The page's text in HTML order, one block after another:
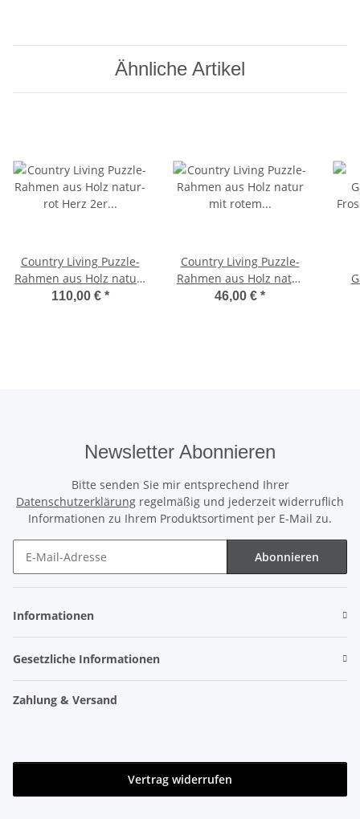
Ähnliche Artikel
Country Living Puzzle-
Rahmen aus Holz natur-
rot Herz 2er Set für
110,00 € *
Country Living Puzzle-
Rahmen aus Holz natur
mit rotem Organizer
46,00 € *
Newsletter Abonnieren
Bitte senden Sie mir entsprechend Ihrer
Datenschutzerklärung regelmäßig und jederzeit widerruflich
Informationen zu Ihrem Produktsortiment per E-Mail zu.
Abonnieren
Informationen
Gesetzliche Informationen
Zahlung & Versand
Vertrag widerrufen